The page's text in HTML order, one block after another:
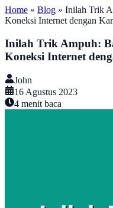
Home » Blog » Inilah Trik
Koneksi Internet dengan
Inilah Trik Ampuh:
Koneksi Internet
John
16 Agustus 2023
4 menit baca